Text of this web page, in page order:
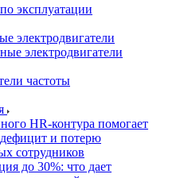
эксплуатации
электродвигатели
электродвигатели
частоты
HR-контура помогает
и потерю
сотрудников
до 30%: что дает